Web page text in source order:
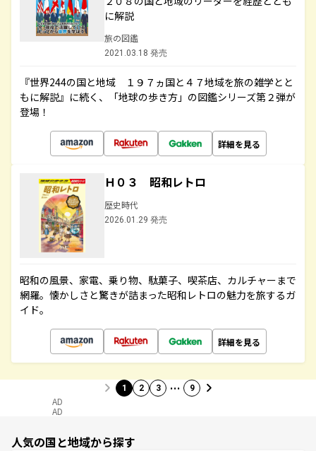
に解説
旅の図鑑
2021.03.18 発売
『世界244の国と地域 １９７ヵ国と４７地域を旅の雑学とと
もに解説』に続く、「地球の歩き方」の図鑑シリーズ第２弾が
登場！
詳細を見る
Ｈ０３ 昭和レトロ
歴史時代
2026.01.29 発売
昭和の風景、家電、乗り物、駄菓子、喫茶店、カルチャーまで
網羅。懐かしさと驚きが詰まった昭和レトロの魅力を旅するガ
イド。
詳細を見る
1 2 3 … 9
AD
AD
人気の国と地域から探す